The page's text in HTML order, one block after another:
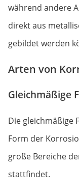
während andere
direkt aus
gebildet werden
Arten von
Gleichmäßige
Die gleichmäßige
Form der
große Bereiche
stattfindet.